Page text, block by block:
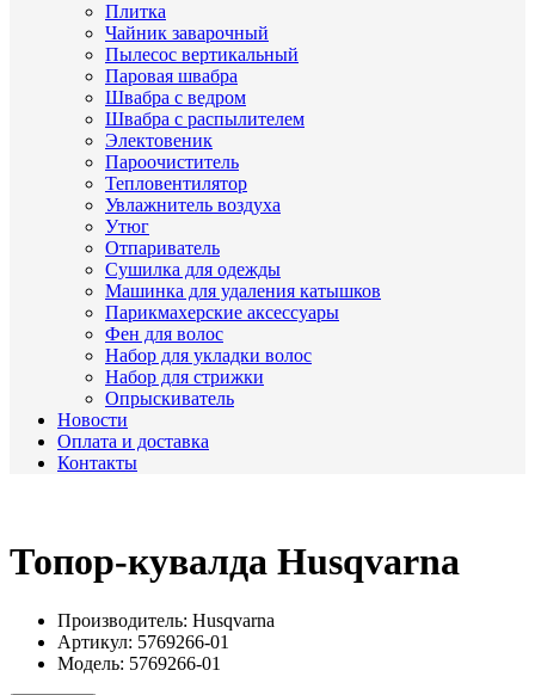
Плитка
Чайник заварочный
Пылесос вертикальный
Паровая швабра
Швабра с ведром
Швабра с распылителем
Электовеник
Пароочиститель
Тепловентилятор
Увлажнитель воздуха
Утюг
Отпариватель
Сушилка для одежды
Машинка для удаления катышков
Парикмахерские аксессуары
Фен для волос
Набор для укладки волос
Набор для стрижки
Опрыскиватель
Новости
Оплата и доставка
Контакты
Топор-кувалда Husqvarna
Производитель: Husqvarna
Артикул: 5769266-01
Модель: 5769266-01